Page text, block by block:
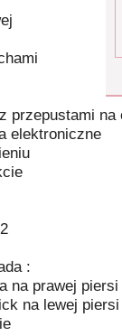
przepustami na
elektroniczne
:
na prawej piersi
na lewej piersi